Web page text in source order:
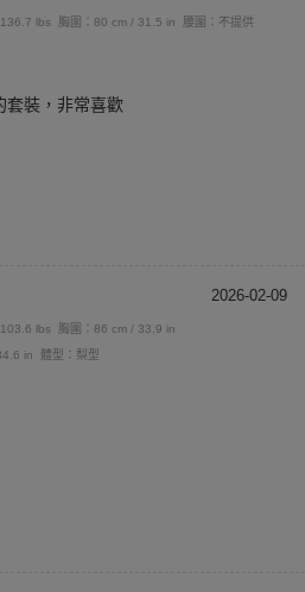
lbs 胸圍：80 cm / 31.5 in
腰圍：不提供
套裝，非常喜歡
2026-02-09
lbs
胸圍：86 cm / 33.9 in
in
體型：梨型